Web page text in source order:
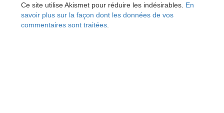
Ce site utilise Akismet pour réduire les indésirables. En
savoir plus sur la façon dont les données de vos
commentaires sont traitées